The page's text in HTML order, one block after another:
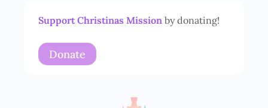
Support Christinas Mission by donating!
Donate